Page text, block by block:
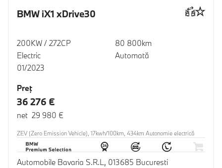
BMW iX1 xDrive30
200KW / 272CP
Electric
01/2023
80 800km
Automată
Preţ
36 276 €
net 29 980 €
ZEV (Zero Emission Vehicle), 17kwh/100km, 434km Autonomie electrică
Automobile Bavaria S.R.L, 013685 Bucuresti